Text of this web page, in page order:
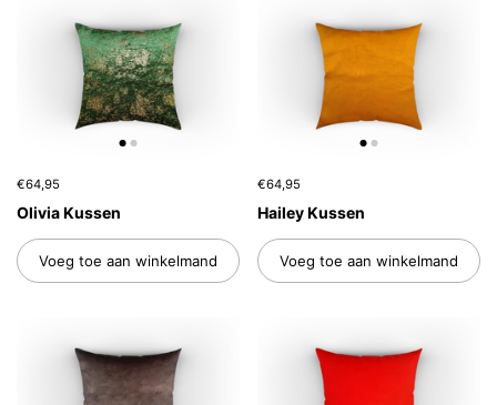
€64,95
Olivia Kussen
Voeg toe aan winkelmand
€64,95
Hailey Kussen
Voeg toe aan winkelmand